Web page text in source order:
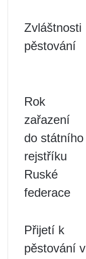
Zvláštnosti
pěstování
Rok
zařazení
do státního
rejstříku
Ruské
federace
Přijetí k
pěstování v